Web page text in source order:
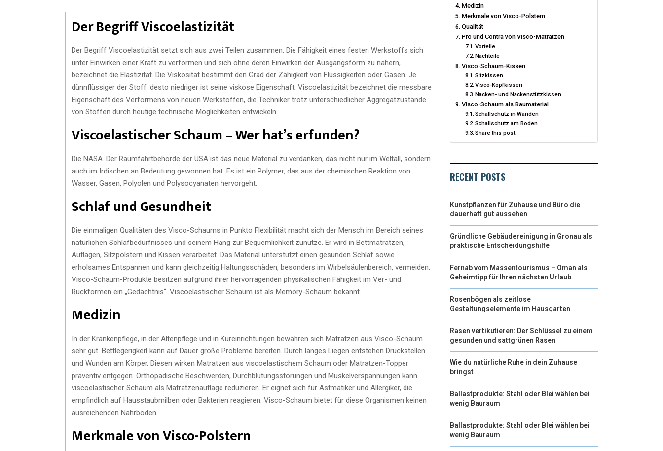
Der Begriff Viscoelastizität
Der Begriff Viscoelastizität setzt sich aus zwei Teilen zusammen. Die Fähigkeit eines festen Werkstoffs sich
unter Einwirken einer Kraft zu verformen und sich ohne deren Einwirken der Ausgangsform zu nähern,
bezeichnet die Elastizität. Die Viskosität bestimmt den Grad der Zähigkeit von Flüssigkeiten oder Gasen. Je
dünnflüssiger der Stoff, desto niedriger ist seine viskose Eigenschaft. Viscoelastizität bezeichnet die messbare
Eigenschaft des Verformens von neuen Werkstoffen, die Techniker trotz unterschiedlicher Aggregatzustände
von Stoffen durch heutige technische Möglichkeiten entwickeln.
Viscoelastischer Schaum – Wer hat’s erfunden?
Die NASA. Der Raumfahrtbehörde der USA ist das neue Material zu verdanken, das nicht nur im Weltall, sondern
auch im Irdischen an Bedeutung gewonnen hat. Es ist ein Polymer, das aus der chemischen Reaktion von
Wasser, Gasen, Polyolen und Polysocyanaten hervorgeht.
Schlaf und Gesundheit
Die einmaligen Qualitäten des Visco-Schaums in Punkto Flexibilität macht sich der Mensch im Bereich seines
natürlichen Schlafbedürfnisses und seinem Hang zur Bequemlichkeit zunutze. Er wird in Bettmatratzen,
Auflagen, Sitzpolstern und Kissen verarbeitet. Das Material unterstützt einen gesunden Schlaf sowie
erholsames Entspannen und kann gleichzeitig Haltungsschäden, besonders im Wirbelsäulenbereich, vermeiden.
Visco-Schaum-Produkte besitzen aufgrund ihrer hervorragenden physikalischen Fähigkeit im Ver- und
Rückformen ein „Gedächtnis“. Viscoelastischer Schaum ist als Memory-Schaum bekannt.
Medizin
In der Krankenpflege, in der Altenpflege und in Kureinrichtungen bewähren sich Matratzen aus Visco-Schaum
sehr gut. Bettlegerigkeit kann auf Dauer große Probleme bereiten. Durch langes Liegen entstehen Druckstellen
und Wunden am Körper. Diesen wirken Matratzen aus viscoelastischem Schaum oder Matratzen-Topper
präventiv entgegen. Orthopädische Beschwerden, Durchblutungsstörungen und Muskelverspannungen kann
viscoelastischer Schaum als Matratzenauflage reduzieren. Er eignet sich für Astmatiker und Allergiker, die
empfindlich auf Hausstaubmilben oder Bakterien reagieren. Visco-Schaum bietet für diese Organismen keinen
ausreichenden Nährboden.
Merkmale von Visco-Polstern
Medizin
Merkmale von Visco-Polstern
Qualität
Pro und Contra von Visco-Matratzen
Vorteile
Nachteile
Visco-Schaum-Kissen
Sitzkissen
Visco-Kopfkissen
Nacken- und Nackenstützkissen
Visco-Schaum als Baumaterial
Schallschutz in Wänden
Schallschutz am Boden
Share this post:
RECENT POSTS
Kunstpflanzen für Zuhause und Büro die
dauerhaft gut aussehen
Gründliche Gebäudereinigung in Gronau als
praktische Entscheidungshilfe
Fernab vom Massentourismus – Oman als
Geheimtipp für Ihren nächsten Urlaub
Rosenbögen als zeitlose
Gestaltungselemente im Hausgarten
Rasen vertikutieren: Der Schlüssel zu einem
gesunden und sattgrünen Rasen
Wie du natürliche Ruhe in dein Zuhause
bringst
Ballastprodukte: Stahl oder Blei wählen bei
wenig Bauraum
Ballastprodukte: Stahl oder Blei wählen bei
wenig Bauraum